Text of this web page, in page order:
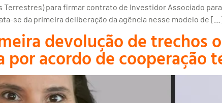
Terrestres) para firmar contrato de Investidor Associado
se da primeira deliberação da agência nesse modelo de
devolução de trechos
por acordo de cooperação